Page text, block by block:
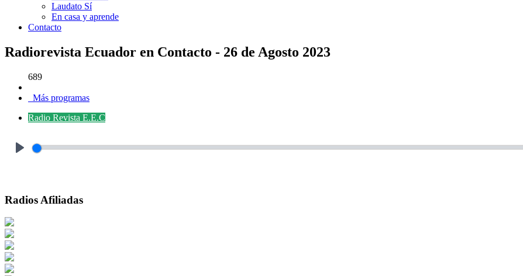
Laudato Sí
En casa y aprende
Contacto
Radiorevista Ecuador en Contacto - 26 de Agosto 2023
689
Más programas
Radio Revista E.E.C
Radios Afiliadas